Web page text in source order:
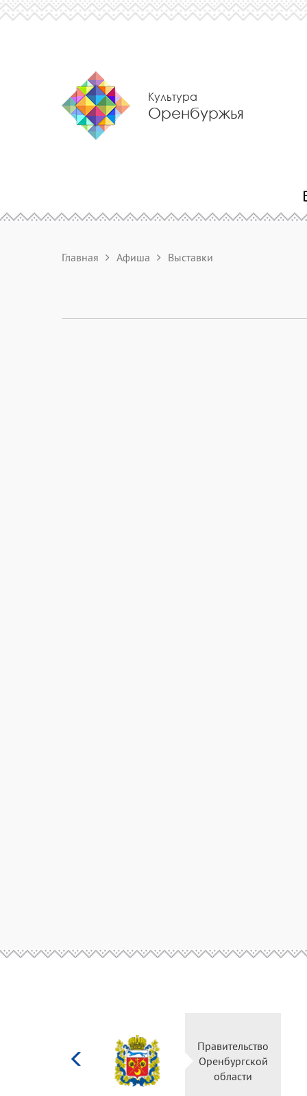
Культура
Оренбуржья
Главная Афиша Выставки
культуры
Российской
Правительство
Оренбургской
области